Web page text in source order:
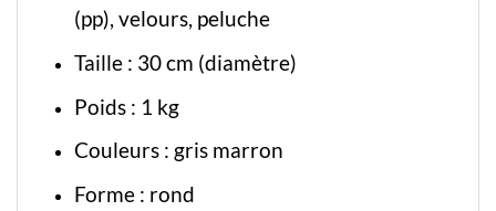
(pp), velours, peluche
Taille : 30 cm (diamètre)
Poids : 1 kg
Couleurs : gris marron
Forme : rond